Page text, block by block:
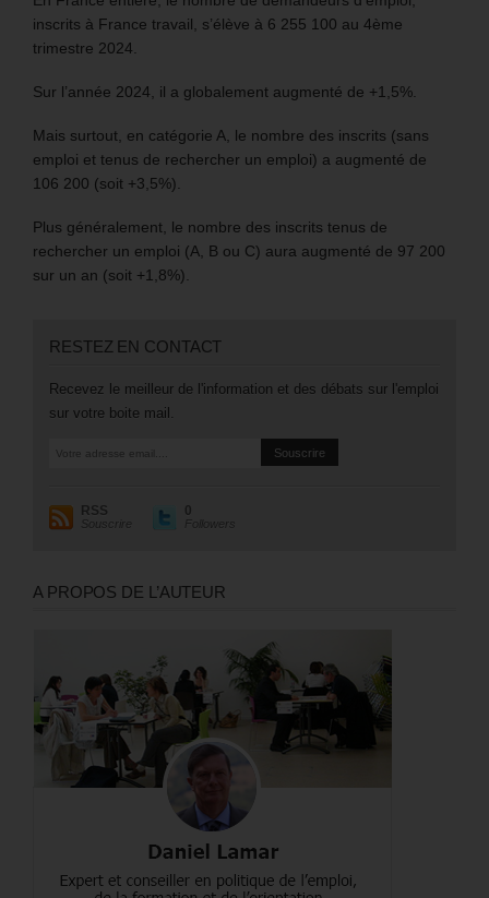
inscrits à France travail, s’élève à 6 255 100 au 4ème
trimestre 2024.
Sur l’année 2024, il a globalement augmenté de +1,5%.
Mais surtout, en catégorie A, le nombre des inscrits (sans
emploi et tenus de rechercher un emploi) a augmenté de
106 200 (soit +3,5%).
Plus généralement, le nombre des inscrits tenus de
rechercher un emploi (A, B ou C) aura augmenté de 97 200
sur un an (soit +1,8%).
RESTEZ EN CONTACT
Recevez le meilleur de l'information et des débats sur l'emploi
sur votre boite mail.
RSS
Souscrire
0
Followers
A PROPOS DE L’AUTEUR